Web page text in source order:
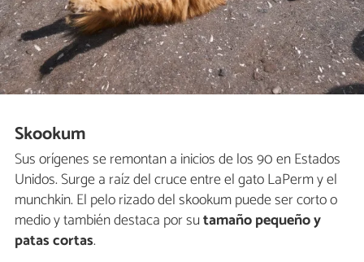
Skookum
Sus orígenes se remontan a inicios de los 90 en Estados
Unidos. Surge a raíz del cruce entre el gato LaPerm y el
munchkin. El pelo rizado del skookum puede ser corto o
medio y también destaca por sutamaño pequeño y
patas cortas.